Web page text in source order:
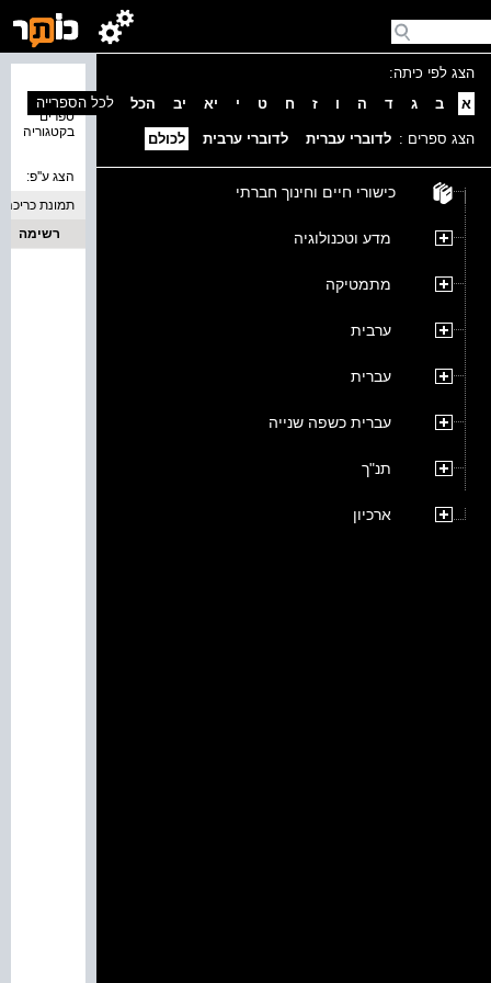
הצג לפי כיתה:
א
ב ג ד ה ו ז ח ט י יא יב הכל
הצג ספרים : לדוברי עברית לדוברי ערבית לכולם
כישורי חיים וחינוך חברתי
מדע וטכנולוגיה
מתמטיקה
ערבית
עברית
עברית כשפה שנייה
תנ"ך
ארכיון
ספרים
בקטגוריה
לכל הספרייה
הצג ע''פ:
תמונת כריכה
רשימה